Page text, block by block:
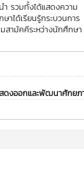
รวมทั้งได้แสดงความ
าได้เรียนรู้กระบวนการ
สามัคคีระหว่างนักศึกษา
งออกและพัฒนาศักยภ